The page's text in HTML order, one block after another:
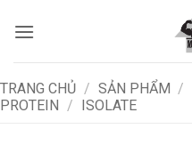
qua
TRANG CHỦ / SẢN PHẨM /
PROTEIN / ISOLATE